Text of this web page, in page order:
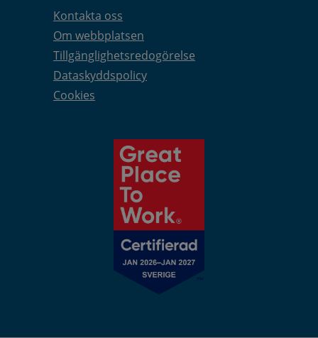
Kontakta oss
Om webbplatsen
Tillgänglighetsredogörelse
Dataskyddspolicy
Cookies